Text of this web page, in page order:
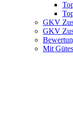
GKV
GKV
Mit